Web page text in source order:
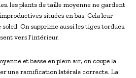
les plants de taille moyenne ne gardent
situées en bas. Cela leur
soleil. On supprime aussi les tiges tordues,
vers l’intérieur.
et basse en plein air, on coupe la
une ramification latérale correcte. La